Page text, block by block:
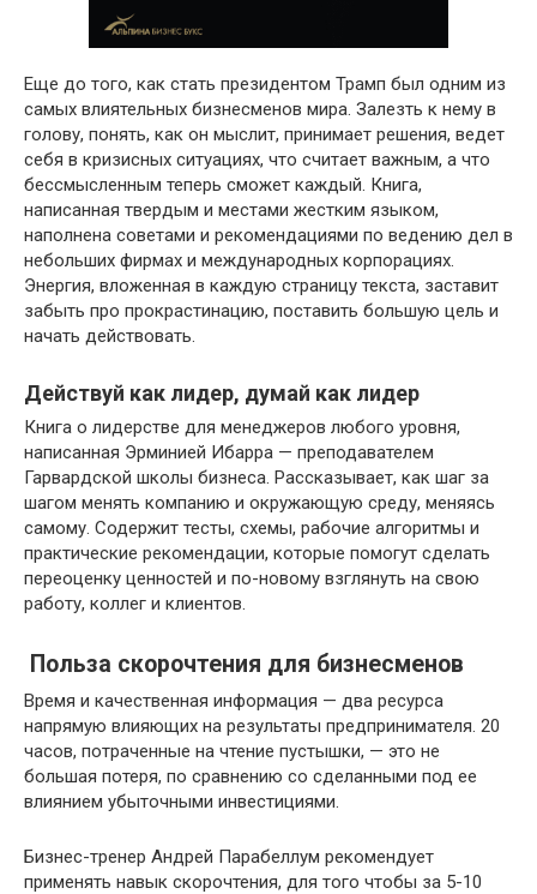
Еще до того, как стать президентом Трамп был одним из
самых влиятельных бизнесменов мира. Залезть к нему в
голову, понять, как он мыслит, принимает решения, ведет
себя в кризисных ситуациях, что считает важным, а что
бессмысленным теперь сможет каждый. Книга,
написанная твердым и местами жестким языком,
наполнена советами и рекомендациями по ведению дел в
небольших фирмах и международных корпорациях.
Энергия, вложенная в каждую страницу текста, заставит
забыть про прокрастинацию, поставить большую цель и
начать действовать.
Действуй как лидер, думай как лидер
Книга о лидерстве для менеджеров любого уровня,
написанная Эрминией Ибарра — преподавателем
Гарвардской школы бизнеса. Рассказывает, как шаг за
шагом менять компанию и окружающую среду, меняясь
самому. Содержит тесты, схемы, рабочие алгоритмы и
практические рекомендации, которые помогут сделать
переоценку ценностей и по-новому взглянуть на свою
работу, коллег и клиентов.
Польза скорочтения для бизнесменов
Время и качественная информация — два ресурса
напрямую влияющих на результаты предпринимателя. 20
часов, потраченные на чтение пустышки, — это не
большая потеря, по сравнению со сделанными под ее
влиянием убыточными инвестициями.
Бизнес-тренер Андрей Парабеллум рекомендует
применять навык скорочтения, для того чтобы за 5-10